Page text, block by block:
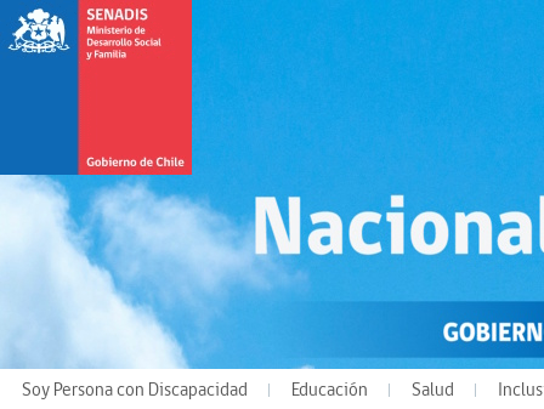
Soy Persona con Discapacidad Educación Salud